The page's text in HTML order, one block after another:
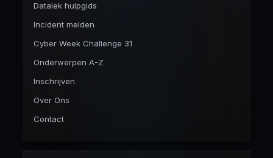
Datalek hulpgids
Incident melden
Cyber Week Challenge 31
Onderwerpen A-Z
Inschrijven
Over Ons
Contact